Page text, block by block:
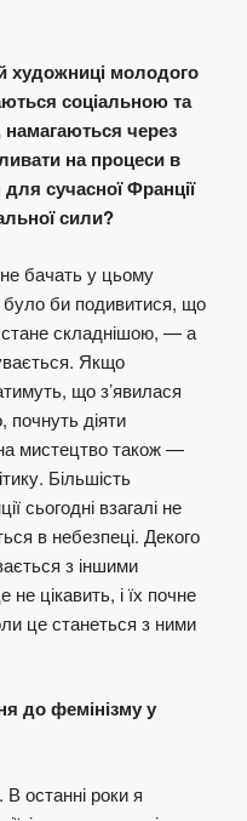
художниці молодого
соціальною та
через
на процеси в
сучасної Франції
сили?
бачать у цьому
було би подивитися, що
стане складнішою, — а
Якщо
що з’явилася
почнуть діяти
мистецтво також —
Більшість
сьогодні взагалі не
в небезпеці. Декого
з іншими
цікавить, і їх почне
це станеться з ними
до фемінізму у
останні роки я